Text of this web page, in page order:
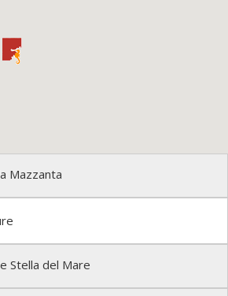
Mazzanta
Stella del Mare